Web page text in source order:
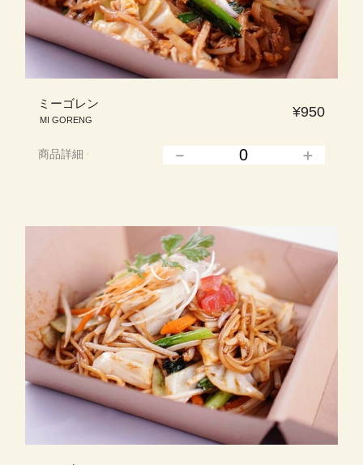
ミーゴレン
MI GORENG
¥950
商品詳細 ▲